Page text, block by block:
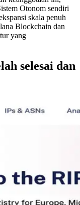
Otonom sendiri
skala penuh
Blockchain dan
yang
selesai dan